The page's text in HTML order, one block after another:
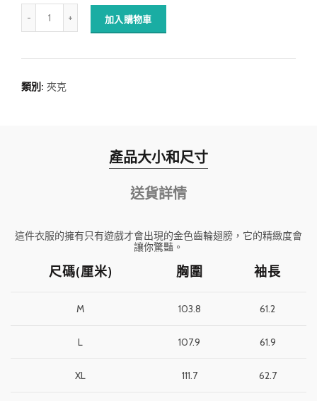
加入購物車
類別: 夾克
產品大小和尺寸
送貨詳情
這件衣服的擁有只有遊戲才會出現的金色齒輪翅膀，它的精緻度會
讓你驚豔。
尺碼(厘米) 胸圍 袖長
M 103.8 61.2
L 107.9 61.9
XL 111.7 62.7